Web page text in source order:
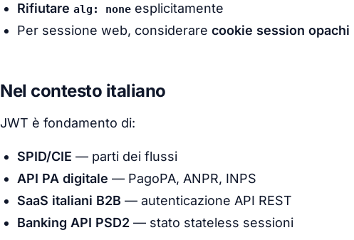
Rifiutare alg: none esplicitamente
Per sessione web, considerare cookie session opachi
Nel contesto italiano
JWT è fondamento di:
SPID/CIE — parti dei flussi
API PA digitale — PagoPA, ANPR, INPS
SaaS italiani B2B — autenticazione API REST
Banking API PSD2 — stato stateless sessioni